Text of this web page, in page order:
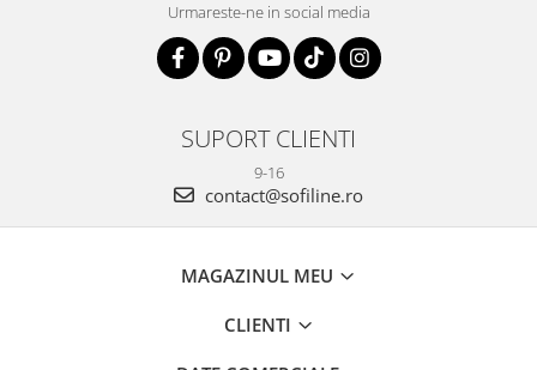
Urmareste-ne in social media
SUPORT CLIENTI
9-16
contact@sofiline.ro
MAGAZINUL MEU
CLIENTI